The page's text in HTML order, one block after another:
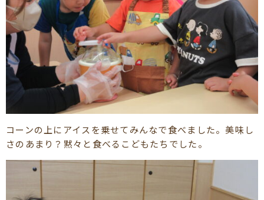
コーンの上にアイスを乗せてみんなで食べました。美味し
さのあまり？黙々と食べるこどもたちでした。